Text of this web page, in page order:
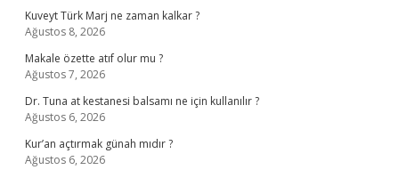
Kuveyt Türk Marj ne zaman kalkar ?
Ağustos 8, 2026
Makale özette atıf olur mu ?
Ağustos 7, 2026
Dr. Tuna at kestanesi balsamı ne için kullanılır ?
Ağustos 6, 2026
Kur’an açtırmak günah mıdır ?
Ağustos 6, 2026